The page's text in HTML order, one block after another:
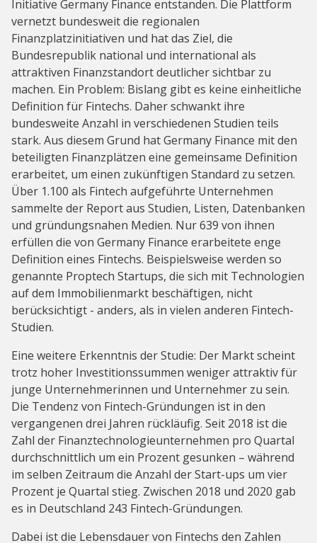
Initiative Germany Finance entstanden. Die Plattform
vernetzt bundesweit die regionalen
Finanzplatzinitiativen und hat das Ziel, die
Bundesrepublik national und international als
attraktiven Finanzstandort deutlicher sichtbar zu
machen. Ein Problem: Bislang gibt es keine einheitliche
Definition für Fintechs. Daher schwankt ihre
bundesweite Anzahl in verschiedenen Studien teils
stark. Aus diesem Grund hat Germany Finance mit den
beteiligten Finanzplätzen eine gemeinsame Definition
erarbeitet, um einen zukünftigen Standard zu setzen.
Über 1.100 als Fintech aufgeführte Unternehmen
sammelte der Report aus Studien, Listen, Datenbanken
und gründungsnahen Medien. Nur 639 von ihnen
erfüllen die von Germany Finance erarbeitete enge
Definition eines Fintechs. Beispielsweise werden so
genannte Proptech Startups, die sich mit Technologien
auf dem Immobilienmarkt beschäftigen, nicht
berücksichtigt - anders, als in vielen anderen Fintech-
Studien.
Eine weitere Erkenntnis der Studie: Der Markt scheint
trotz hoher Investitionssummen weniger attraktiv für
junge Unternehmerinnen und Unternehmer zu sein.
Die Tendenz von Fintech-Gründungen ist in den
vergangenen drei Jahren rückläufig. Seit 2018 ist die
Zahl der Finanztechnologieunternehmen pro Quartal
durchschnittlich um ein Prozent gesunken ­– während
im selben Zeitraum die Anzahl der Start-ups um vier
Prozent je Quartal stieg. Zwischen 2018 und 2020 gab
es in Deutschland 243 Fintech-Gründungen.
Dabei ist die Lebensdauer von Fintechs den Zahlen